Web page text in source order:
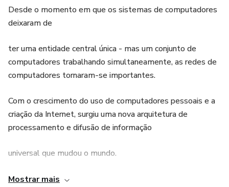
Desde o momento em que os sistemas de computadores
deixaram de
ter uma entidade central única - mas um conjunto de
computadores trabalhando simultaneamente, as redes de
computadores tornaram-se importantes.
Com o crescimento do uso de computadores pessoais e a
criação da Internet, surgiu uma nova arquitetura de
processamento e difusão de informação
universal que mudou o mundo.
Além disso, a velocidade de sua adoção foi a maior já
Mostrar mais